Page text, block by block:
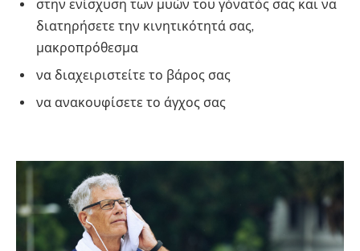
στην ενίσχυση των μυών του γόνατός σας και να
διατηρήσετε την κινητικότητά σας,
μακροπρόθεσμα
να διαχειριστείτε το βάρος σας
να ανακουφίσετε το άγχος σας